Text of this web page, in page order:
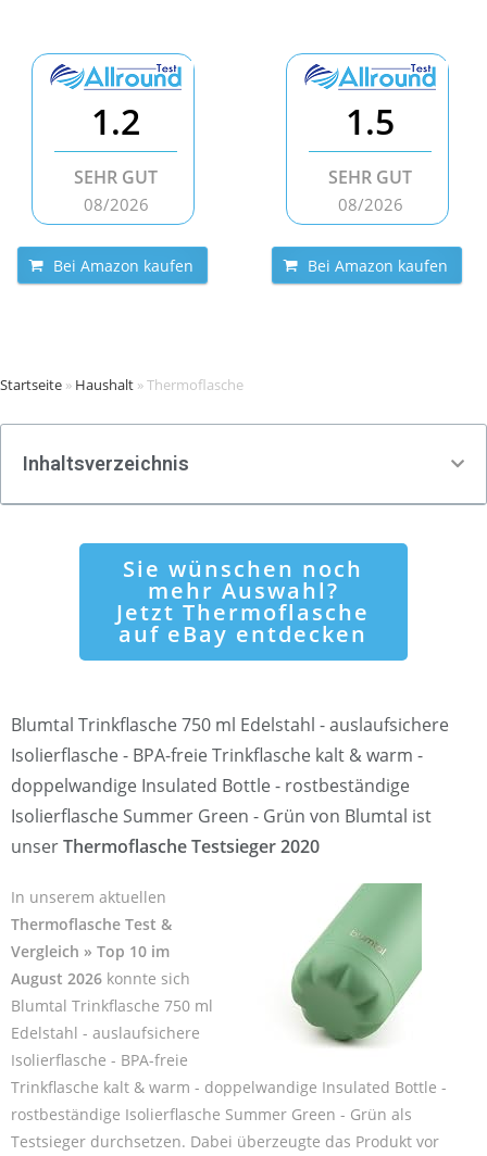
1.2
SEHR GUT
08/2026
Bei Amazon kaufen
1.5
SEHR GUT
08/2026
Bei Amazon kaufen
Startseite » Haushalt »Thermoflasche
Inhaltsverzeichnis
Sie wünschen noch
mehr Auswahl?
Jetzt Thermoflasche
auf eBay entdecken
Blumtal Trinkflasche 750 ml Edelstahl - auslaufsichere
Isolierflasche - BPA-freie Trinkflasche kalt & warm -
doppelwandige Insulated Bottle - rostbeständige
Isolierflasche Summer Green - Grün von Blumtal ist
unserThermoflasche Testsieger 2020
In unserem aktuellen
Thermoflasche Test &
Vergleich » Top 10 im
August 2026 konnte sich
Blumtal Trinkflasche 750 ml
Edelstahl - auslaufsichere
Isolierflasche - BPA-freie
Trinkflasche kalt & warm - doppelwandige Insulated Bottle -
rostbeständige Isolierflasche Summer Green - Grün als
Testsieger durchsetzen. Dabei überzeugte das Produkt vor